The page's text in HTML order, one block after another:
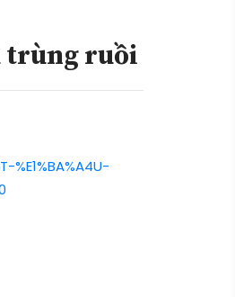
trùng ruồi
%E1%BA%A4U-